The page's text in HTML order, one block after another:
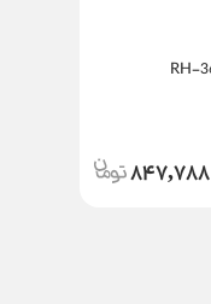
847,788